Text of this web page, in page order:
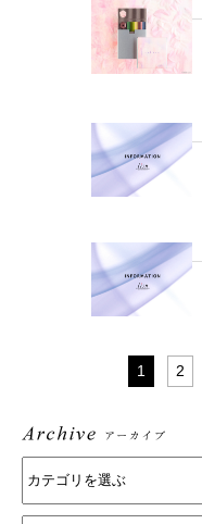
1 2